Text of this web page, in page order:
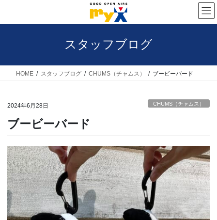
スタッフブログ
HOME スタッフブログ CHUMS（チャムス） ブービーバード
2024年6月28日 CHUMS（チャムス）
ブービーバード